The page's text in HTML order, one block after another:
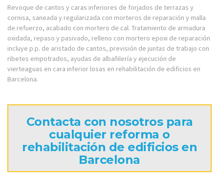
Revoque de cantos y caras inferiores de forjados de terrazas y
cornisa, saneada y regularizada con morteros de reparación y malla
de refuerzo, acabado con mortero de cal. Tratamiento de armadura
oxidada, repaso y pasivado, relleno con mortero epoxi de reparación
incluye p.p. de aristado de cantos, previsión de juntas de trabajo con
ribetes empotrados, ayudas de albañilería y ejecución de
vierteaguas en cara inferior losas en rehabilitación de edificios en
Barcelona.
Contacta con nosotros para
cualquier reforma o
rehabilitación de edificios en
Barcelona